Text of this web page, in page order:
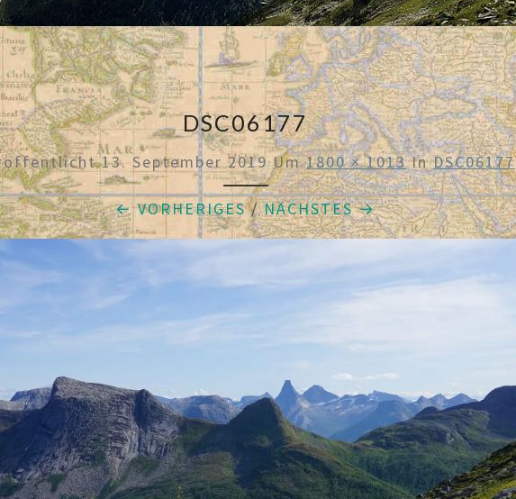
DSC06177
13. September 2019Um1800 × 1013InDSC06177
← VORHERIGES/NÄCHSTES →